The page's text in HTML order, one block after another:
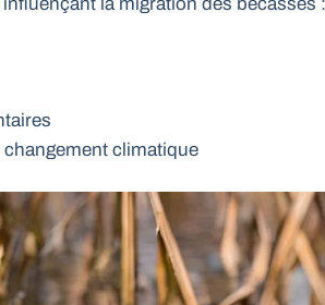
changement climatique